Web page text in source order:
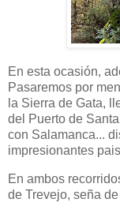
En esta ocasión,
Pasaremos por
la Sierra de Gata,
del Puerto de
con Salamanca...
impresionantes
En ambos
de Trevejo, seña